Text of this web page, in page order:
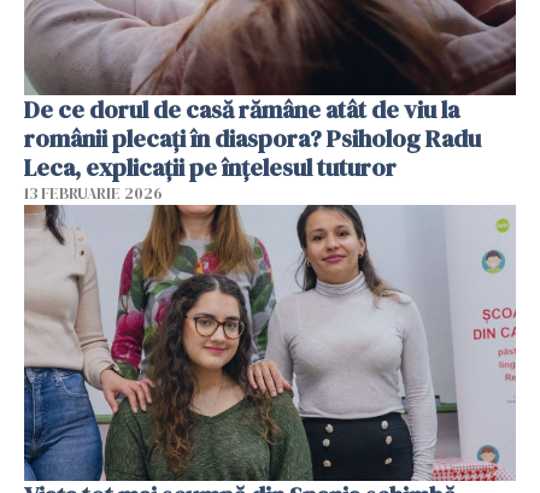
De ce dorul de casă rămâne atât de viu la
românii plecați în diaspora? Psiholog Radu
Leca, explicații pe înțelesul tuturor
13 FEBRUARIE 2026